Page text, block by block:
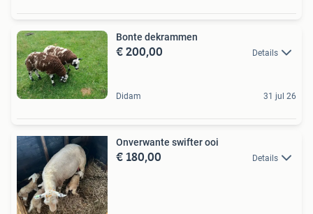
Bonte dekrammen
€ 200,00 Details
Didam 31 jul 26
Onverwante swifter ooi
€ 180,00 Details